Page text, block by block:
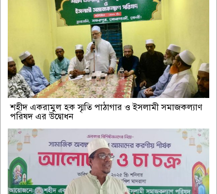
শহীদ একরামুল হক স্মৃতি পাঠাগার ও ইসলামী সমাজকল্যাণ
পরিষদ এর উদ্বোধন